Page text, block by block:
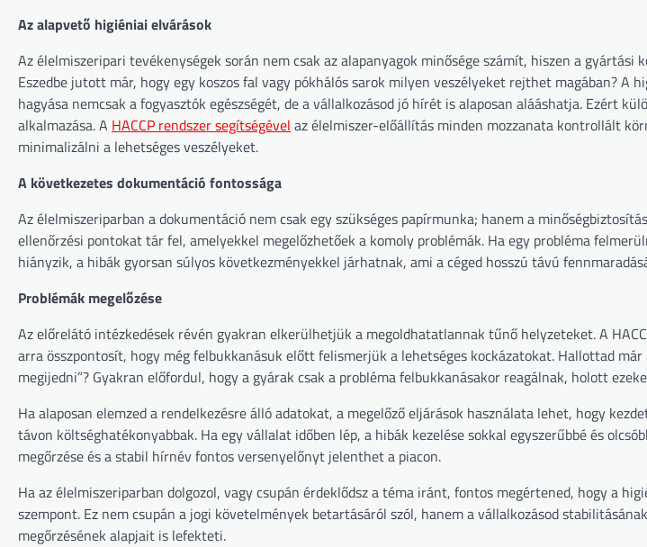
Az alapvető higiéniai elvárások
Az élelmiszeripari tevékenységek során nem csak az alapanyagok minősége számít, hiszen a gyártási
Eszedbe jutott már, hogy egy koszos fal vagy pókhálós sarok milyen veszélyeket rejthet magában? A
hagyása nemcsak a fogyasztók egészségét, de a vállalkozásod jó hírét is alaposan alááshatja. Ezért
alkalmazása. A HACCP rendszer segítségével az élelmiszer-előállítás minden mozzanata kontrollált
minimalizálni a lehetséges veszélyeket.
A következetes dokumentáció fontossága
Az élelmiszeriparban a dokumentáció nem csak egy szükséges papírmunka; hanem a
ellenőrzési pontokat tár fel, amelyekkel megelőzhetőek a komoly problémák. Ha egy probléma
hiányzik, a hibák gyorsan súlyos következményekkel járhatnak, ami a céged hosszú távú
Problémák megelőzése
Az előrelátó intézkedések révén gyakran elkerülhetjük a megoldhatatlannak tűnő helyzeteket. A
arra összpontosít, hogy még felbukkanásuk előtt felismerjük a lehetséges kockázatokat. Hallottad
megijedni”? Gyakran előfordul, hogy a gyárak csak a probléma felbukkanásakor reagálnak, holott
Ha alaposan elemzed a rendelkezésre álló adatokat, a megelőző eljárások használata lehet, hogy
távon költséghatékonyabbak. Ha egy vállalat időben lép, a hibák kezelése sokkal egyszerűbbé és
megőrzése és a stabil hírnév fontos versenyelőnyt jelenthet a piacon.
Ha az élelmiszeriparban dolgozol, vagy csupán érdeklődsz a téma iránt, fontos megértened, hogy a
szempont. Ez nem csupán a jogi követelmények betartásáról szól, hanem a vállalkozásod
megőrzésének alapjait is lefekteti.